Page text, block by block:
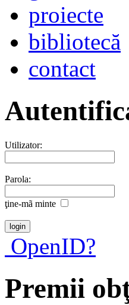
proiecte
bibliotecă
contact
Utilizator:
Parola:
ţine-mã minte
OpenID?
Premii